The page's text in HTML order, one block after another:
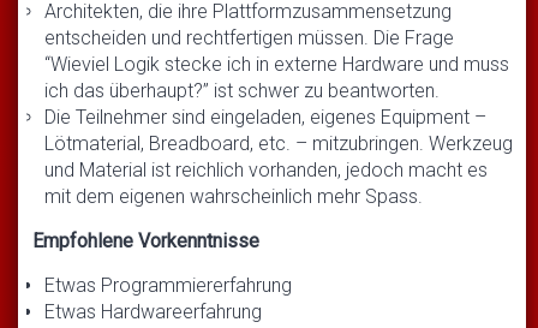
Architekten, die ihre Plattformzusammensetzung
entscheiden und rechtfertigen müssen. Die Frage
“Wieviel Logik stecke ich in externe Hardware und muss
ich das überhaupt?” ist schwer zu beantworten.
Die Teilnehmer sind eingeladen, eigenes Equipment –
Lötmaterial, Breadboard, etc. – mitzubringen. Werkzeug
und Material ist reichlich vorhanden, jedoch macht es
mit dem eigenen wahrscheinlich mehr Spass.
Empfohlene Vorkenntnisse
Etwas Programmiererfahrung
Etwas Hardwareerfahrung